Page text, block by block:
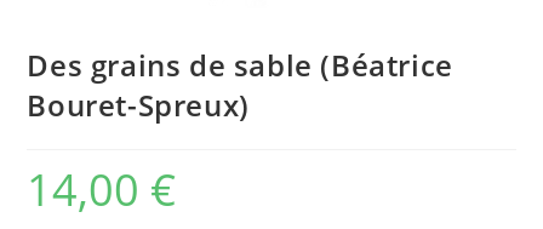
Des grains de sable (Béatrice
Bouret-Spreux)
14,00 €